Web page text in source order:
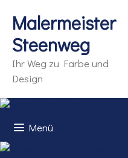
Inhalt
springen
Malermeister
Steenweg
Ihr Weg zu Farbe und
Design
Menü